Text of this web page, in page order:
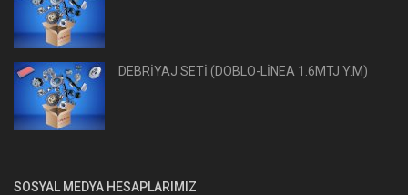
DEBRİYAJ SETİ (DOBLO-LİNEA 1.6MTJ Y.M)
SOSYAL MEDYA HESAPLARIMIZ